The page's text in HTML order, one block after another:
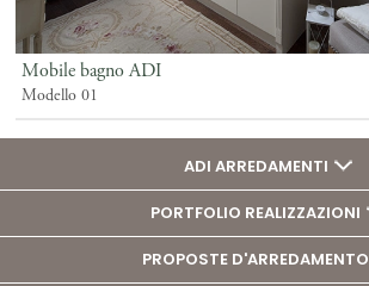
Mobile bagno ADI
Modello 01
ADI ARREDAMENTI
PORTFOLIO REALIZZAZIONI
PROPOSTE D'ARREDAMENTO